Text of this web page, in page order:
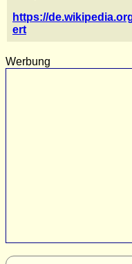
https://
ert
Werbung